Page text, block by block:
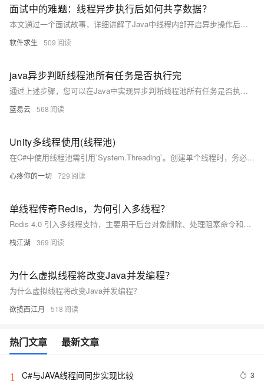
面试中的难题：线程异步执行后如何共享数据？
本文通过一个面试故事，详细讲解了Java中线程内部开启异步操作后如何安全地共享数据。介绍了异步操作的基本概念及常见实现方式（如CompletableFuture、ExecutorService），并重点探讨了volatile关键字、CountDownLatch和CompletableFuture等工具在线程间数据共享中的应用，帮助读者理解线程安全和内存可见性问题。通过这些方法，可以有效解决多线程环境下的数据共享挑战，提升编程效率和代码健壮性。
软件求生 509
java异步判断线程池所有任务是否执行完
通过上述步骤，您可以在Java中实现异步判断线程池所有任务是否执行完毕。这种方法使用了 `CompletionService`来监控任务的完成情况，并通过一个独立线程异步检查所有任务的执行状态。这种设计不仅简洁高效，还能确保在大量任务处理时程序的稳定性和可维护性。希望本文能为您的开发工作提供实用的指导和帮助。
蓝易云 568
Unity多线程使用(线程池)
在C#中使用线程池需引用`System.Threading`。创建单个线程时，务必在Unity程序停止前关闭线程（如使用`Thread.Abort()`），否则可能导致崩溃。示例代码展示了如何创建和管理线程，确保在线程中执行任务并在主线程中处理结果。完整代码包括线程池队列、主线程检查及线程安全的操作队列管理，确保多线程操作的稳定性和安全性。
心疼你的一切 729
单线程传奇Redis，为何引入多线程？
Redis 4.0 引入多线程支持，主要用于后台对象删除、处理阻塞命令和网络 I/O 等操作，以提高并发性和性能。尽管如此，Redis 仍保留单线程执行模型处理客户端请求，确保高效性和简单性。多线程仅用于优化后台任务，如异步删除过期对象和分担读写操作，从而提升整体性能。
栈江湖 369
为什么虚拟线程将改变Java并发编程？
为什么虚拟线程将改变Java并发编程？
欲揽西江月 518
热门文章 最新文章
1 C#与JAVA线程间同步实现比较 3